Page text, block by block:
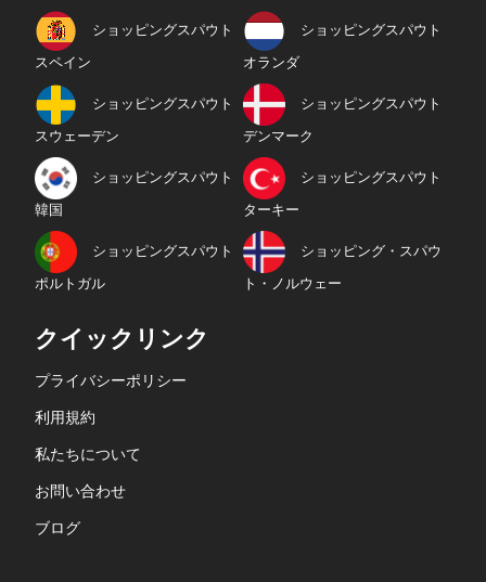
ショッピングスパウト
スペイン
ショッピングスパウト
オランダ
ショッピングスパウト
スウェーデン
ショッピングスパウト
デンマーク
ショッピングスパウト
韓国
ショッピングスパウト
ターキー
ショッピングスパウト
ポルトガル
ショッピング・スパウ
ト・ノルウェー
クイックリンク
プライバシーポリシー
利用規約
私たちについて
お問い合わせ
ブログ